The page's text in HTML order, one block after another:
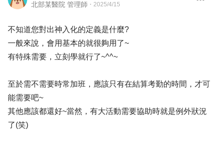
北部某醫院 管理師 ・ 2025/4/15
不知道您對出神入化的定義是什麼?
一般來說，會用基本的就很夠用了~
有特殊需要，立刻學就行了~^^~
至於需不需要時常加班，應該只有在結算考勤的時間，才可
能需要吧~
其他應該都還好~當然，有大活動需要協助時就是例外狀況
了(笑)